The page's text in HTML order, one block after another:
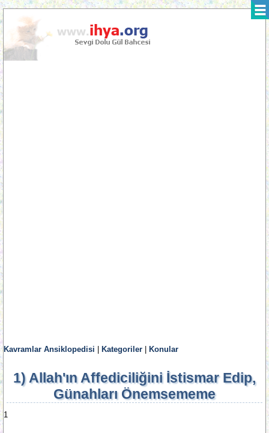
Kavramlar Ansiklopedisi Kategoriler Konular
1) Allah'ın Affediciliğini İstismar Edip,
Günahları Önemsememe
1